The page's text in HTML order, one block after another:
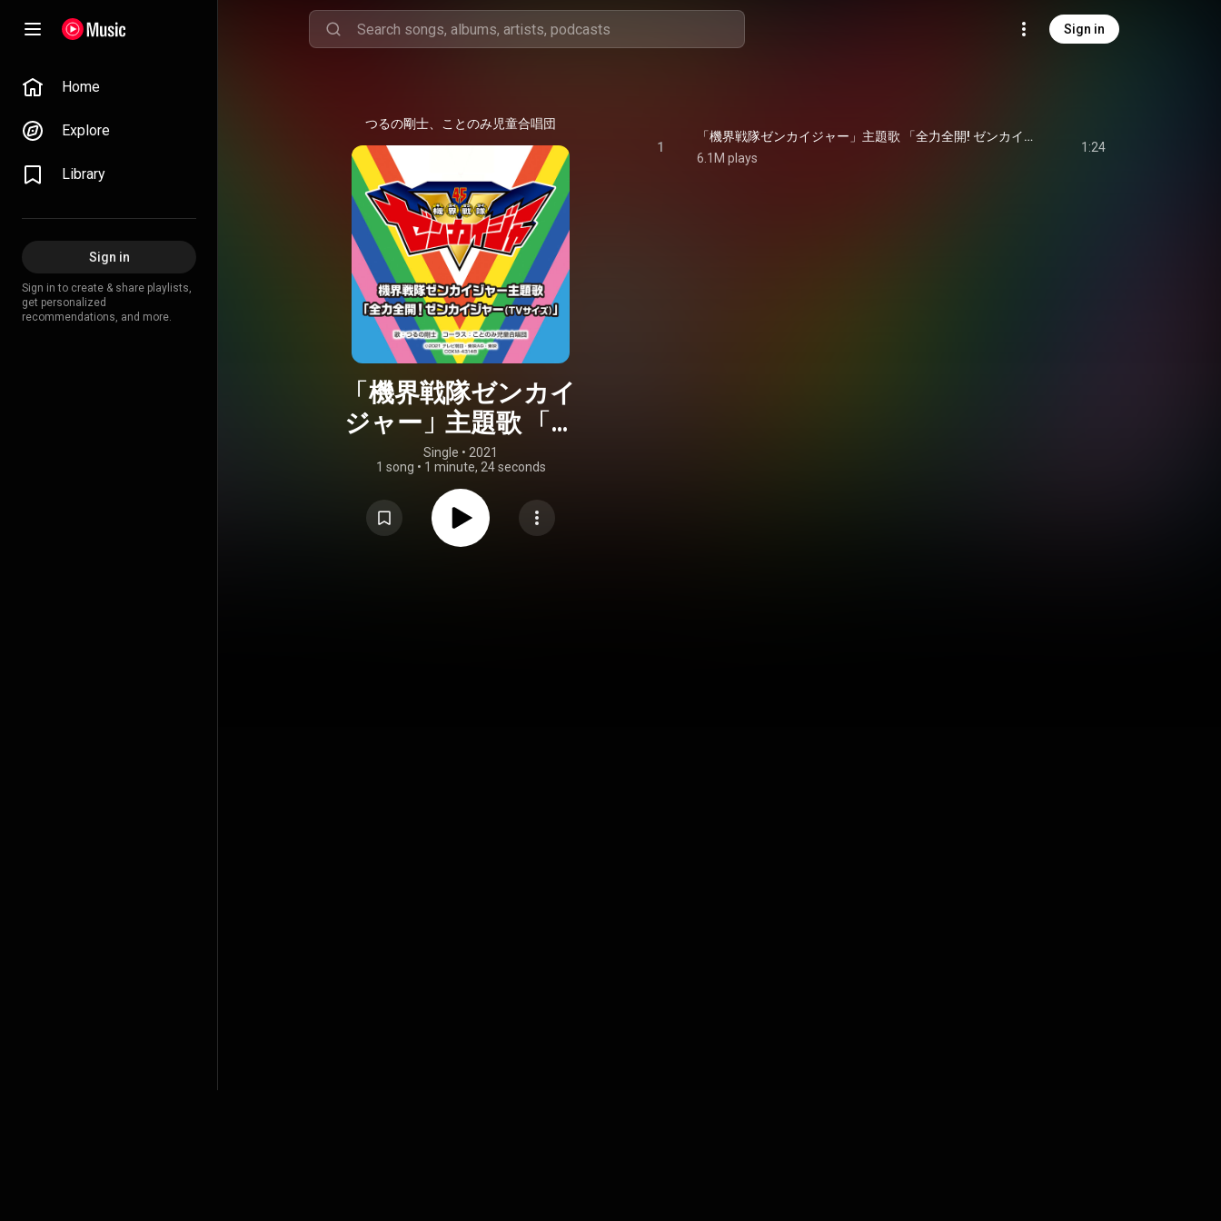
Sign in
Home
Explore
Library
Sign in
Sign in to create & share playlists,
get personalized
recommendations, and more.
つるの剛士、ことのみ児童合唱団
「機界戦隊ゼンカイ
ジャー」主題歌 「全
力全開! ゼンカイジャ
ー (TVサイズ)」
Single • 2021
1 song • 1 minute, 24 seconds
1
「機界戦隊ゼンカイジャー」主題歌 「全力全開! ゼンカイジャー (TVサイズ)」
6.1M plays
1:24